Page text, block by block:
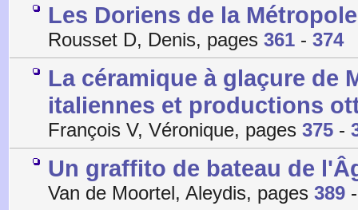
Les Doriens de la
Rousset D, Denis, pages 361 - 374
La céramique à glaçure de
italiennes et productions
François V, Véronique, pages 375 -
Un graffito de bateau de
Van de Moortel, Aleydis, pages 389